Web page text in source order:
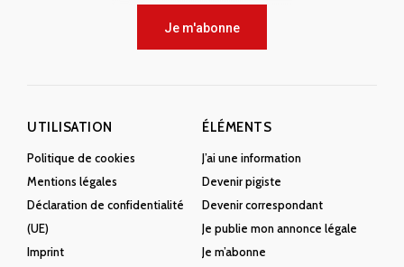
Je m'abonne
UTILISATION
Politique de cookies
Mentions légales
Déclaration de confidentialité
(UE)
Imprint
ÉLÉMENTS
J’ai une information
Devenir pigiste
Devenir correspondant
Je publie mon annonce légale
Je m’abonne